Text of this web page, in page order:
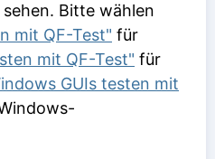
Bitte wählen
mit QF-Test" für
mit QF-Test" für
GUIs testen mit